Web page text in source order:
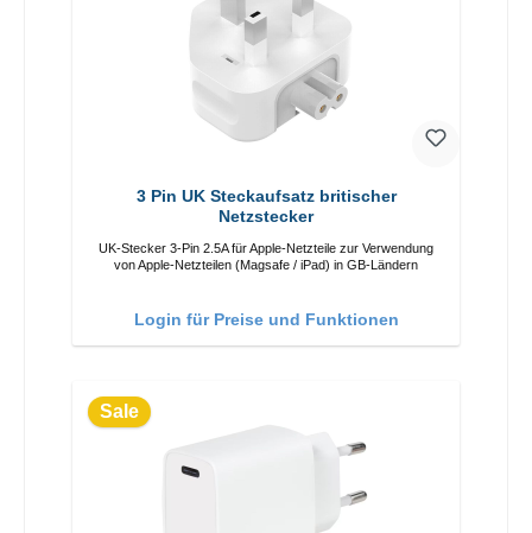
3 Pin UK Steckaufsatz britischer
Netzstecker
UK-Stecker 3-Pin 2.5A für Apple-Netzteile zur Verwendung
von Apple-Netzteilen (Magsafe / iPad) in GB-Ländern
Login für Preise und Funktionen
Sale